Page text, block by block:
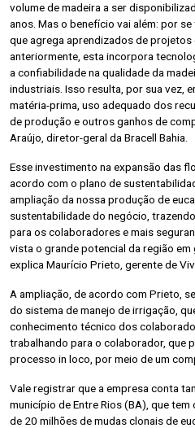
volume de madeira a ser
anos. Mas o benefício vai além: por
que agrega aprendizados de
anteriormente, esta incorpora
a confiabilidade na qualidade da
industriais. Isso resulta, por sua vez,
matéria-prima, uso adequado dos
de produção e outros ganhos de
Araújo, diretor-geral da Bracell Bahia.
Esse investimento na expansão das
acordo com o plano de
ampliação da nossa produção de
sustentabilidade do negócio,
para os colaboradores e mais
vista o grande potencial da região em
explica Maurício Prieto, gerente de
A ampliação, de acordo com Prieto,
do sistema de manejo de irrigação,
conhecimento técnico dos
trabalhando para o colaborador, que
processo in loco, por meio de um
Vale registrar que a empresa conta
município de Entre Rios (BA), que
de 20 milhões de mudas clonais de